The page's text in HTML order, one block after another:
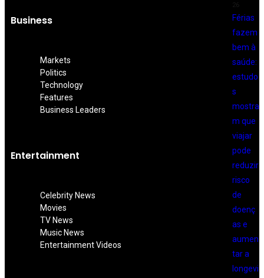
26
Férias
fazem
bem à
saúde:
estudo
s
mostra
m que
viajar
pode
reduzir
risco
de
doenç
as e
aumen
tar a
longevi
Business
Markets
Politics
Technology
Features
Business Leaders
Entertainment
Celebrity News
Movies
TV News
Music News
Entertainment Videos